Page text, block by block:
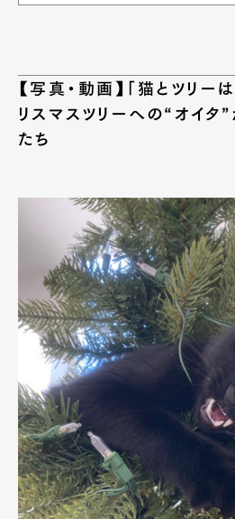
Art&Design Watch
Fashion
Culture
【写真・動画】「猫とツリ
リスマスツリーへの“オイタ
たち